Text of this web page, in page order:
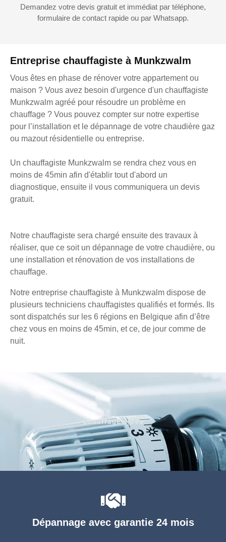
Entreprise chauffagiste à Munkzwalm
Vous êtes en phase de rénover votre appartement ou
maison ? Vous avez besoin d'urgence d'un chauffagiste
Munkzwalm agréé pour résoudre un problème en
chauffage ? Vous pouvez compter sur notre expertise
pour l’installation et le dépannage de votre chaudière gaz
ou mazout résidentielle ou entreprise.
Un chauffagiste Munkzwalm se rendra chez vous en
moins de 45min afin d'établir tout d'abord un
diagnostique, ensuite il vous communiquera un devis
gratuit.
Notre chauffagiste sera chargé ensuite des travaux à
réaliser, que ce soit un dépannage de votre chaudière, ou
une installation et rénovation de vos installations de
chauffage.
Notre entreprise chauffagiste à Munkzwalm dispose de
plusieurs techniciens chauffagistes qualifiés et formés. Ils
sont dispatchés sur les 6 régions en Belgique afin d’être
chez vous en moins de 45min, et ce, de jour comme de
nuit.
Demandez votre devis gratuit et immédiat par téléphone,
formulaire de contact rapide ou par Whatsapp.
Dépannage avec garantie 24 mois
Chauffage agréé